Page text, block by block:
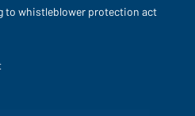
to whistleblower protection act